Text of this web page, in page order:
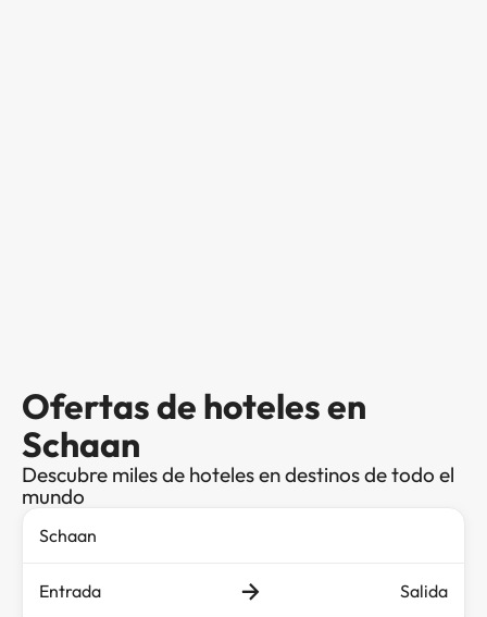
Ofertas de hoteles en
Schaan
Descubre miles de hoteles en destinos de todo el
mundo
Entrada Salida